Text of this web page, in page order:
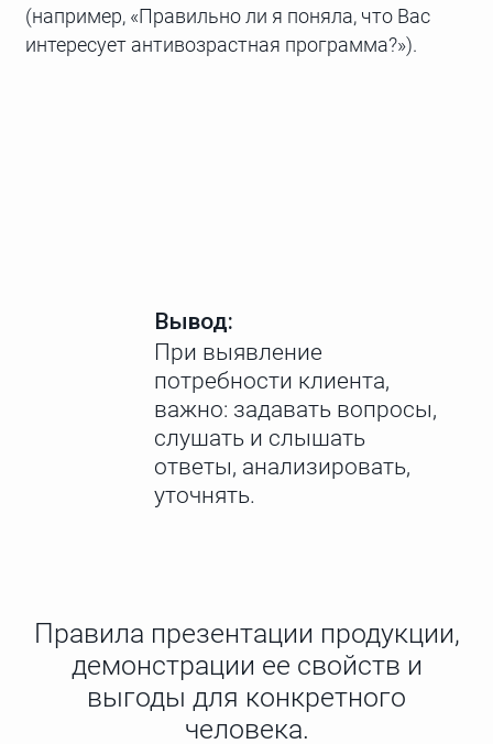
(например, «Правильно ли я поняла, что Вас
интересует антивозрастная программа?»).
Вывод:
При выявление
потребности клиента,
важно: задавать вопросы,
слушать и слышать
ответы, анализировать,
уточнять.
Правила презентации продукции,
демонстрации ее свойств и
выгоды для конкретного
человека.